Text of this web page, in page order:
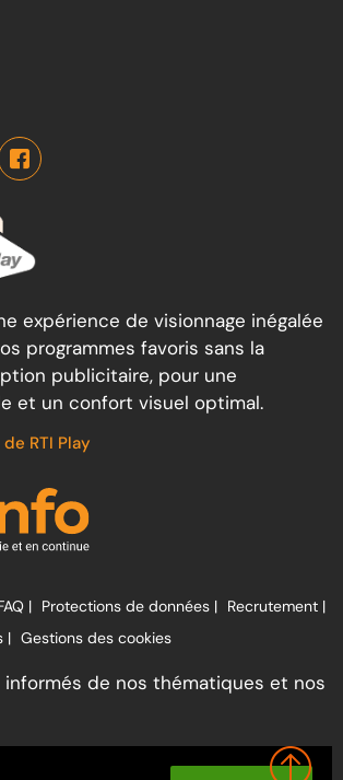
expérience de visionnage inégalée
programmes favoris sans la
publicitaire, pour une
et un confort visuel optimal.
RTI Play
| Protections de données | Recrutement |
| Gestions des cookies
informés de nos thématiques et nos